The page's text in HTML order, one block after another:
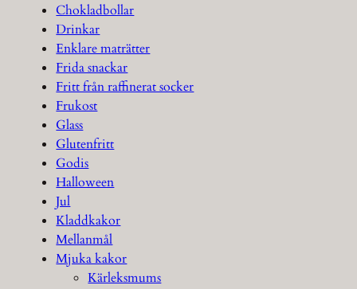
Chokladbollar
Drinkar
Enklare maträtter
Frida snackar
Fritt från raffinerat socker
Frukost
Glass
Glutenfritt
Godis
Halloween
Jul
Kladdkakor
Mellanmål
Mjuka kakor
Kärleksmums